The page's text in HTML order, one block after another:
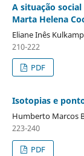
A situação
Marta Helena
Eliane Inês
210-222
PDF
Isotopias e
Humberto Marcos
223-240
PDF